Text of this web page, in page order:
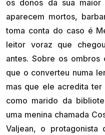
os donos da sua maior
aparecem mortos,
toma conta do caso é
leitor voraz que
antes. Sobre os ombros
que o converteu numa
mas que ele acredita
como marido da
uma menina chamada
Valjean, o